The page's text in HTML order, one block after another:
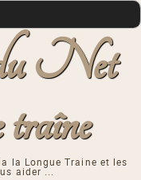
Net
traîne
la Longue Traine et les
aider ...